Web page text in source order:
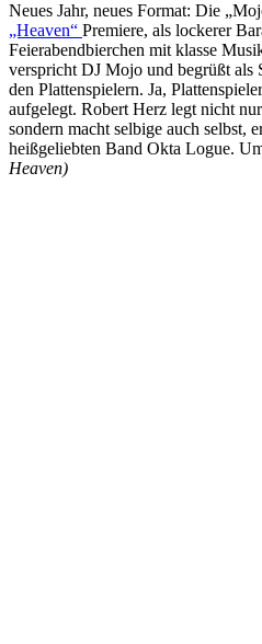
Neues Jahr, neues Format: Die
„Heaven“ Premiere, als lockerer
Feierabendbierchen mit klasse
verspricht DJ Mojo und begrüßt als
den Plattenspielern. Ja,
aufgelegt. Robert Herz legt nicht
sondern macht selbige auch selbst,
heißgeliebten Band Okta Logue.
Heaven)